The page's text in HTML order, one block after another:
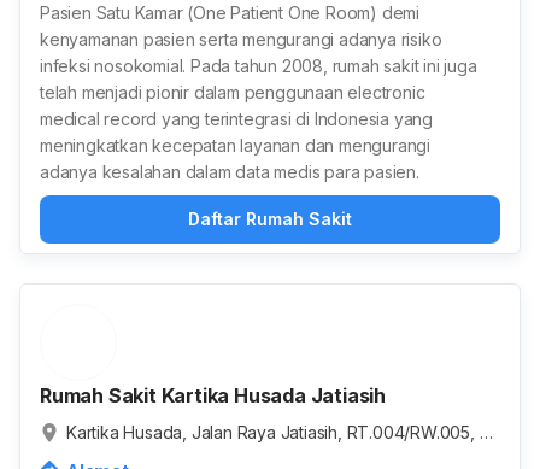
Pasien Satu Kamar (One Patient One Room) demi
kenyamanan pasien serta mengurangi adanya risiko
infeksi nosokomial. Pada tahun 2008, rumah sakit ini juga
telah menjadi pionir dalam penggunaan electronic
medical record yang terintegrasi di Indonesia yang
meningkatkan kecepatan layanan dan mengurangi
adanya kesalahan dalam data medis para pasien.
Daftar Rumah Sakit
Rumah Sakit Kartika Husada Jatiasih
Kartika Husada, Jalan Raya Jatiasih, RT.004/RW.005, Ja